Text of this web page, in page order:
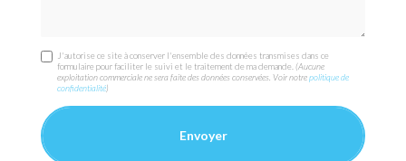
J'autorise ce site à conserver l'ensemble des données transmises dans ce
formulaire pour faciliter le suivi et le traitement de ma demande.(Aucune
exploitation commerciale ne sera faite des données conservées. Voir notrepolitique de
confidentialité)